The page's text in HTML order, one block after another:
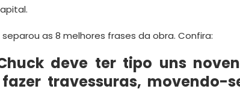
separou as 8 melhores frases da obra. Confira:
deve ter tipo uns
travessuras, movendo-